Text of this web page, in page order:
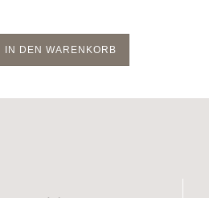
IN DEN WARENKORB